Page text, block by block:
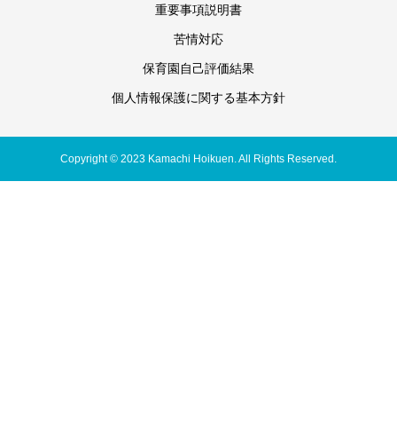
重要事項説明書
苦情対応
保育園自己評価結果
個人情報保護に関する基本方針
Copyright © 2023 Kamachi Hoikuen. All Rights Reserved.